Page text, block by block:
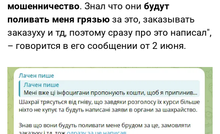
мошенничество. Знал что они будут
поливать меня грязью за это, заказывать
заказуху и тд, поэтому сразу про это написал",
– говорится в его сообщении от 2 июня.